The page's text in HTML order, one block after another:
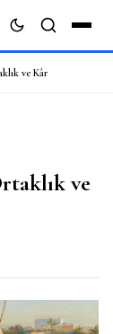
ve Kâr
ve